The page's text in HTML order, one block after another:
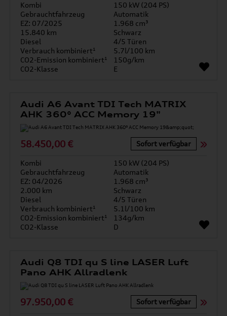
Kombi
150 kW (204 PS)
Gebrauchtfahrzeug
Automatik
EZ: 07/2025
1.968 cm³
15.840 km
Schwarz
Diesel
4/5 Türen
Verbrauch kombiniert¹
5.7l/100 km
CO2-Emission kombiniert¹
150g/km
CO2-Klasse
E
Audi A6 Avant TDI Tech MATRIX
AHK 360° ACC Memory 19"
58.450,00 € Sofort verfügbar
Kombi
150 kW (204 PS)
Gebrauchtfahrzeug
Automatik
EZ: 04/2026
1.968 cm³
2.000 km
Schwarz
Diesel
4/5 Türen
Verbrauch kombiniert¹
5.1l/100 km
CO2-Emission kombiniert¹
134g/km
CO2-Klasse
D
Audi Q8 TDI qu S line LASER Luft
Pano AHK Allradlenk
97.950,00 € Sofort verfügbar